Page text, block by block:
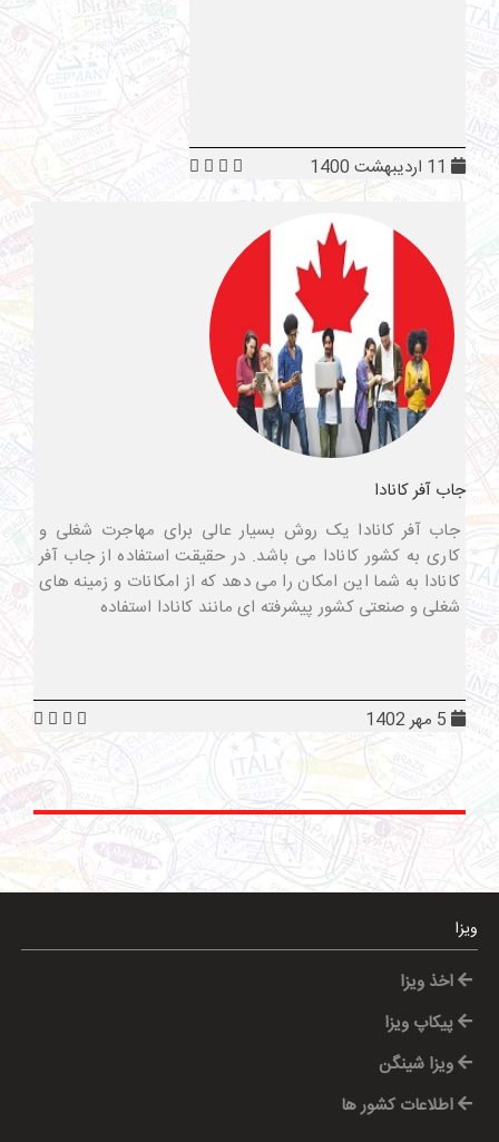
جاب آفر کانادا
جاب آفر کانادا یک روش بسیار عالی برای مهاجرت شغلی و
کاری به کشور کانادا می باشد. در حقیقت استفاده از جاب آفر
کانادا به شما این امکان را می دهد که از امکانات و زمینه های
شغلی و صنعتی کشور پیشرفته ای مانند کانادا استفاده
ویزا
اخذ ویزا
پیکاپ ویزا
ویزا شینگن
اطلاعات کشور ها